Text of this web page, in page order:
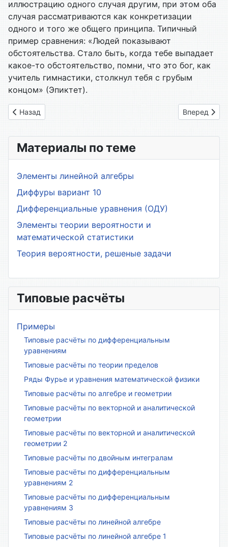
иллюстрацию одного случая другим, при этом оба
случая рассматриваются как конкретизации
одного и того же общего принципа. Типичный
пример сравнения: «Людей показывают
обстоятельства. Стало быть, когда тебе выпадает
какое-то обстоятельство, помни, что это бог, как
учитель гимнастики, столкнул тебя с грубым
концом» (Эпиктет).
Предыдущий: 6.06. Факты как примеры
Назад Следующий:
Вперед
Материалы по теме
Элементы линейной алгебры
Диффуры вариант 10
Дифференциальные уравнения (ОДУ)
Элементы теории вероятности и
математической статистики
Теория вероятности, решеные задачи
Типовые расчёты
Примеры
Типовые расчёты по дифференциальным
уравнениям
Типовые расчёты по теории пределов
Ряды Фурье и уравнения математической физики
Типовые расчёты по алгебре и геометрии
Типовые расчёты по векторной и аналитической
геометрии
Типовые расчёты по векторной и аналитической
геометрии 2
Типовые расчёты по двойным интегралам
Типовые расчёты по дифференциальным
уравнениям 2
Типовые расчёты по дифференциальным
уравнениям 3
Типовые расчёты по линейной алгебре
Типовые расчёты по линейной алгебре 1